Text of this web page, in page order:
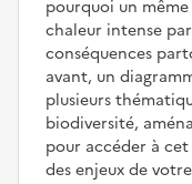
pourquoi un
chaleur intense
conséquences
avant, un
plusieurs
biodiversité,
pour accéder à
des enjeux de